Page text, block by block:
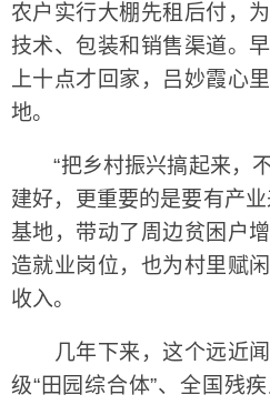
农户实行大棚先租后付，
技术、包装和销售渠道。
上十点才回家，吕妙霞心
地。
“把乡村振兴搞起来，不
建好，更重要的是要有产
基地，带动了周边贫困户
造就业岗位，也为村里赋
收入。
几年下来，这个远近闻
级“田园综合体”、全国残